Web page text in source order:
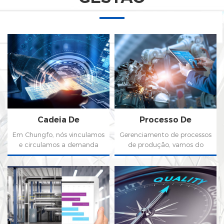
Cadeia De
Mantimentos
Em Chungfo, nós vinculamos
e circulamos a demanda
dos clientes e previsão do
mercado, ordem, estoque,
reabastecimento,
agendamento de produção,
planejamento de produção,
transporte e distribuição, de
modo a tornar a oferta-
Processo De
Produção
Gerenciamento de processos
de produção, vamos do
plano de produção, controle
de material de produção,
processo de execução de
operação de produção,
processo de gerenciamento
de qualidade de produção,
processo de gerenciamento